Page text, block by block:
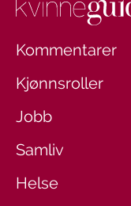
Kommentarer
Kjønnsroller
Jobb
Samliv
Helse